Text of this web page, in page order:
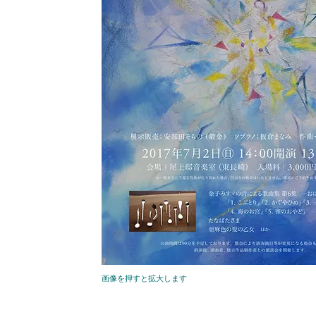
画像を押すと拡大します